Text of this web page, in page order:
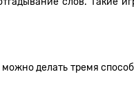
делать тремя